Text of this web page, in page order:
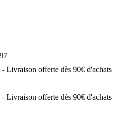
Livraison offerte dès 90€ d'achats
Livraison offerte dès 90€ d'achats